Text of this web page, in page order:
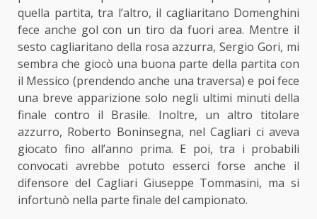
quella partita, tra l’altro, il cagliaritano Domenghini
fece anche gol con un tiro da fuori area. Mentre il
sesto cagliaritano della rosa azzurra, Sergio Gori, mi
sembra che giocò una buona parte della partita con
il Messico (prendendo anche una traversa) e poi fece
una breve apparizione solo negli ultimi minuti della
finale contro il Brasile. Inoltre, un altro titolare
azzurro, Roberto Boninsegna, nel Cagliari ci aveva
giocato fino all’anno prima. E poi, tra i probabili
convocati avrebbe potuto esserci forse anche il
difensore del Cagliari Giuseppe Tommasini, ma si
infortunò nella parte finale del campionato.